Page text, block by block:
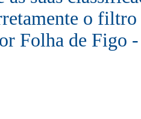
o filtro
Folha de Figo